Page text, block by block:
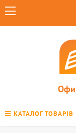
КАТАЛОГ ТОВАРІВ